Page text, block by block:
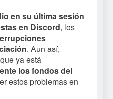
en su última sesión
en Discord, los
. Aun así,
ya está
los fondos del
estos problemas en